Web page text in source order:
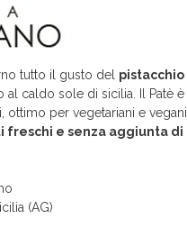
tutto il gusto del pistacchio
al caldo sole di sicilia. Il Patè è
per vegetariani e vegani.
freschi e senza aggiunta di
(AG)